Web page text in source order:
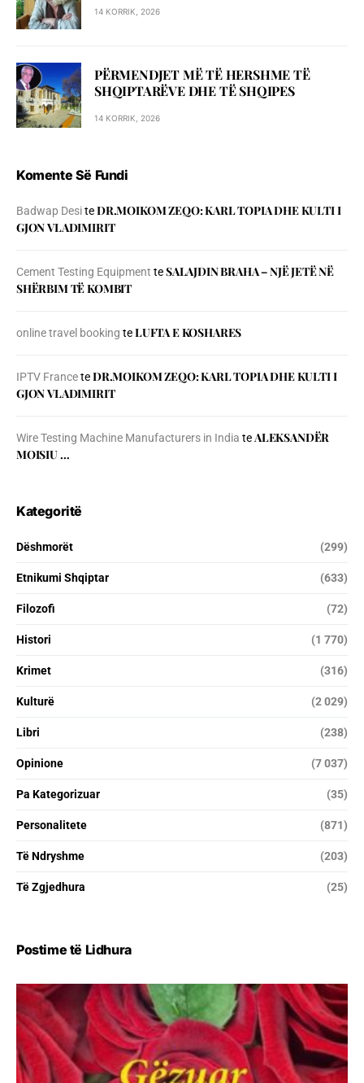
14 KORRIK, 2026
PËRMENDJET MË TË HERSHME TË
SHQIPTARËVE DHE TË SHQIPES
14 KORRIK, 2026
Komente Së Fundi
Badwap DesiteDR.MOIKOM ZEQO: KARL TOPIA DHE KULTI I
GJON VLADIMIRIT
Cement Testing Equipment teSALAJDIN BRAHA – NJЁ JETЁ NЁ
SHЁRBIM TЁ KOMBIT
online travel booking teLUFTA E KOSHARES
IPTV FranceteDR.MOIKOM ZEQO: KARL TOPIA DHE KULTI I
GJON VLADIMIRIT
Wire Testing Machine Manufacturers in India teALEKSANDËR
MOISIU …
Kategoritë
Dëshmorët (299)
Etnikumi Shqiptar (633)
Filozofi (72)
Histori (1 770)
Krimet (316)
Kulturë (2 029)
Libri (238)
Opinione (7 037)
Pa Kategorizuar (35)
Personalitete (871)
Të Ndryshme (203)
Të Zgjedhura (25)
Postime të Lidhura